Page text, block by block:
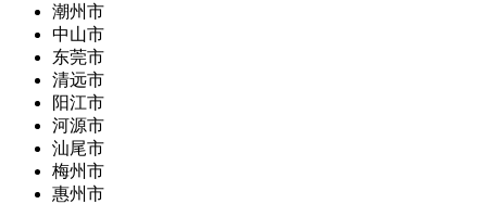
潮州市
中山市
东莞市
清远市
阳江市
河源市
汕尾市
梅州市
惠州市